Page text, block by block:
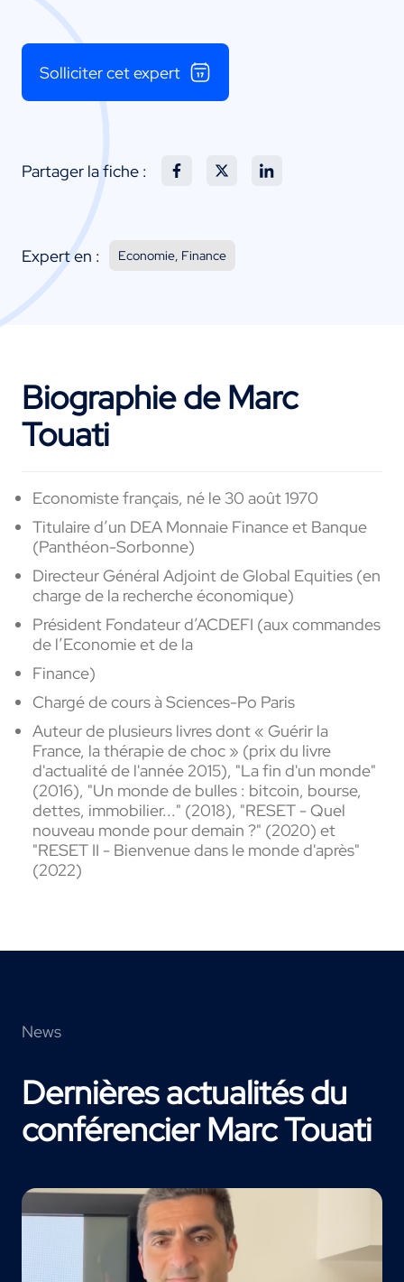
Solliciter cet expert
Partager la fiche :
Expert en : Economie, Finance
Biographie de Marc
Touati
Economiste français, né le 30 août 1970
Titulaire d’un DEA Monnaie Finance et Banque
(Panthéon-Sorbonne)
Directeur Général Adjoint de Global Equities (en
charge de la recherche économique)
Président Fondateur d’ACDEFI (aux commandes
de l’Economie et de la
Finance)
Chargé de cours à Sciences-Po Paris
Auteur de plusieurs livres dont « Guérir la
France, la thérapie de choc » (prix du livre
d'actualité de l'année 2015), "La fin d'un monde"
(2016), "Un monde de bulles : bitcoin, bourse,
dettes, immobilier..." (2018), "RESET - Quel
nouveau monde pour demain ?" (2020) et
"RESET II - Bienvenue dans le monde d'après"
(2022)
News
Dernières actualités du
conférencier Marc Touati